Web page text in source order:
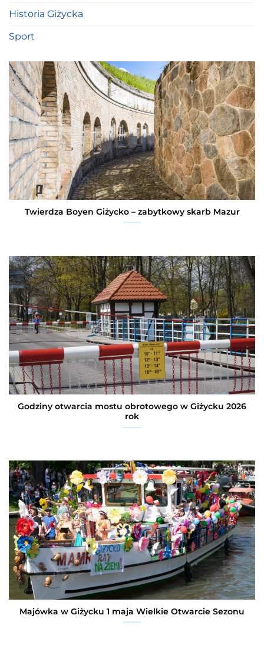
Historia Giżycka
Sport
Twierdza Boyen Giżycko – zabytkowy skarb Mazur
Godziny otwarcia mostu obrotowego w Giżycku 2026
rok
Majówka w Giżycku 1 maja Wielkie Otwarcie Sezonu